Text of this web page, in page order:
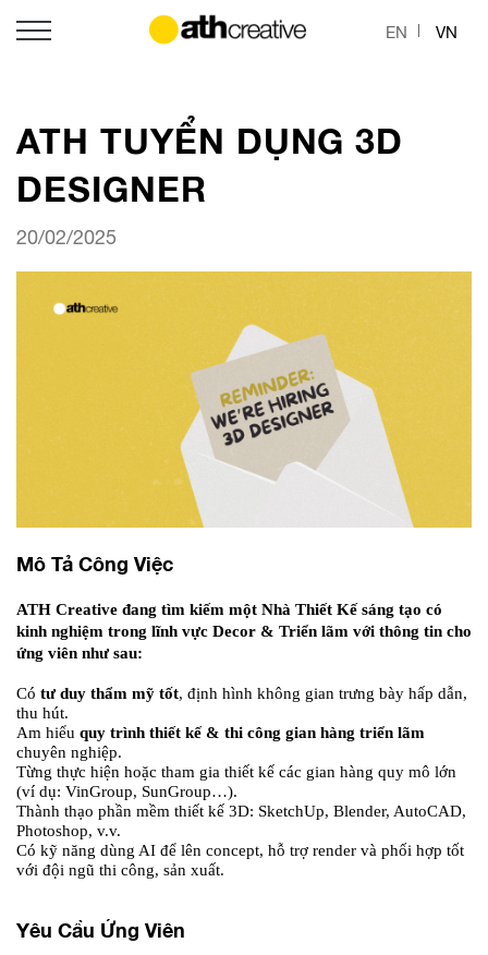
EN VN
ATH TUYỂN DỤNG 3D
DESIGNER
20/02/2025
Mô Tả Công Việc
ATH Creative đang tìm kiếm một Nhà Thiết Kế sáng tạo có
kinh nghiệm trong lĩnh vực Decor & Triển lãm với thông tin cho
ứng viên như sau:
Có tư duy thẩm mỹ tốt, định hình không gian trưng bày hấp dẫn,
thu hút.
Am hiểu quy trình thiết kế & thi công gian hàng triển lãm
chuyên nghiệp.
Từng thực hiện hoặc tham gia thiết kế các gian hàng quy mô lớn
(ví dụ: VinGroup, SunGroup…).
Thành thạo phần mềm thiết kế 3D: SketchUp, Blender, AutoCAD,
Photoshop, v.v.
Có kỹ năng dùng AI để lên concept, hỗ trợ render và phối hợp tốt
với đội ngũ thi công, sản xuất.
Yêu Cầu Ứng Viên